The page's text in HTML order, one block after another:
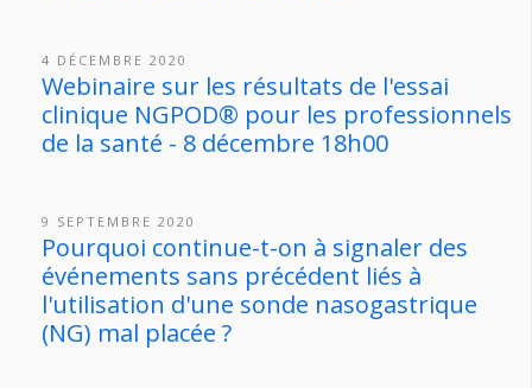
4 DÉCEMBRE 2020
Webinaire sur les résultats de l'essai
clinique NGPOD® pour les professionnels
de la santé - 8 décembre 18h00
9 SEPTEMBRE 2020
Pourquoi continue-t-on à signaler des
événements sans précédent liés à
l'utilisation d'une sonde nasogastrique
(NG) mal placée ?